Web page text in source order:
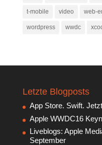
t-mobile video web-
wordpress wwdc
Letzte Blogposts
App Store. Swift.
Apple WWDC16
Liveblogs: Apple
September